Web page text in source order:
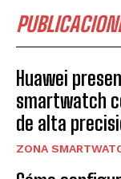
Huawei
smartwatch
de alta
ZONA